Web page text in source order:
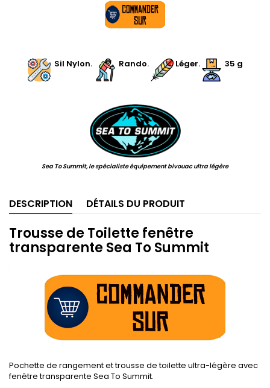
. Sil Nylon. Rando. . Léger. 35 g
Sea To Summit, le spécialiste équipement bivouac ultra légère
DESCRIPTION DÉTAILS DU PRODUIT
Trousse de Toilette fenêtre
transparente Sea To Summit
.
Pochette de rangement et trousse de toilette ultra-légère avec
fenêtre transparente Sea To Summit.